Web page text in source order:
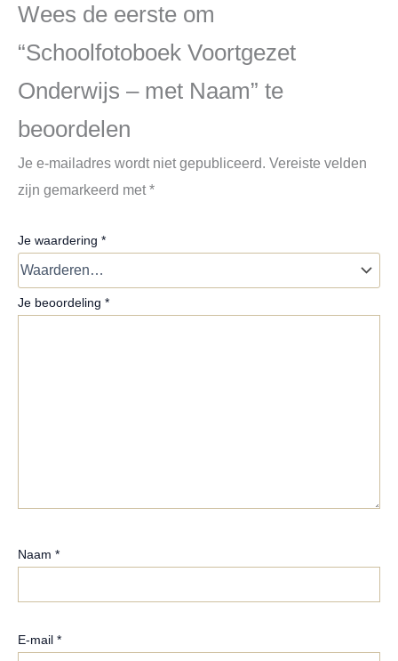
Wees de eerste om
“Schoolfotoboek Voortgezet
Onderwijs – met Naam” te
beoordelen
Je e-mailadres wordt niet gepubliceerd. Vereiste velden
zijn gemarkeerd met*
Je waardering *
Je beoordeling *
Naam *
E-mail *